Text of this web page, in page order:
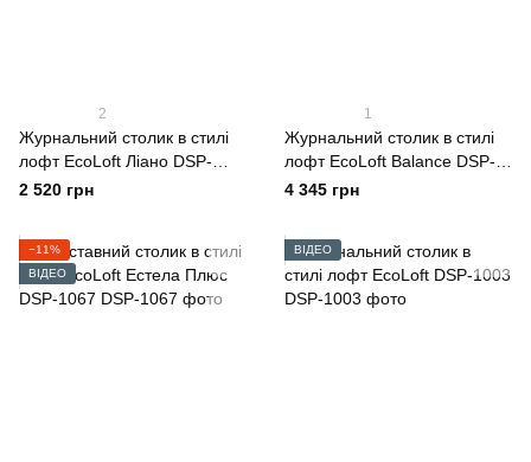
2
Журнальний столик в стилі
лофт EcoLoft Ліано DSP-
1256
2 520 грн
1
Журнальний столик в стилі
лофт EcoLoft Balance DSP-
1110
4 345 грн
−11%
ВІДЕО
ВІДЕО